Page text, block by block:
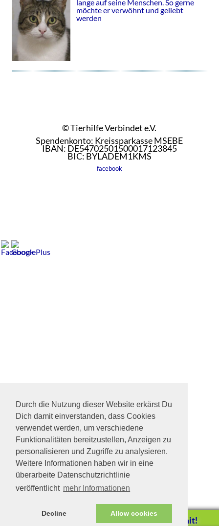
Durch die Nutzung dieser Website erkärst Du
Dich damit einverstanden, dass Cookies
verwendet werden, um verschiedene
Funktionalitäten bereitzustellen, Anzeigen zu
personalisieren und Zugriffe zu analysieren.
Weitere Informationen haben wir in eine
überarbeite Datenschutzrichtlinie
veröffentlicht mehr Informationen
Decline Allow cookies
lange auf seine Menschen. So gerne
möchte er verwöhnt und geliebt
werden
© Tierhilfe Verbindet e.V.
Spendenkonto: Kreissparkasse MSEBE
IBAN: DE54702501500017123845
BIC: BYLADEM1KMS
facebook
Helfen Sie mit!